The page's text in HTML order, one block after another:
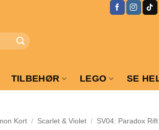
TILBEHØR LEGO SE
Kort / Scarlet & Violet / SV04: Paradox Rift